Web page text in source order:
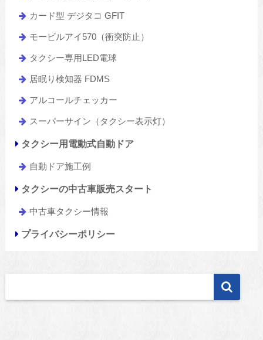
カード型 デジタコ GFIT
モービルアイ570（衝突防止）
タクシー専用LED電球
居眠り検知器 FDMS
アルコールチェッカー
スーパーサイン（タクシー表示灯）
タクシー用電動式自動ドア
自動ドア施工例
タクシーの中古車販売スタート
中古車タクシー情報
プライバシーポリシー